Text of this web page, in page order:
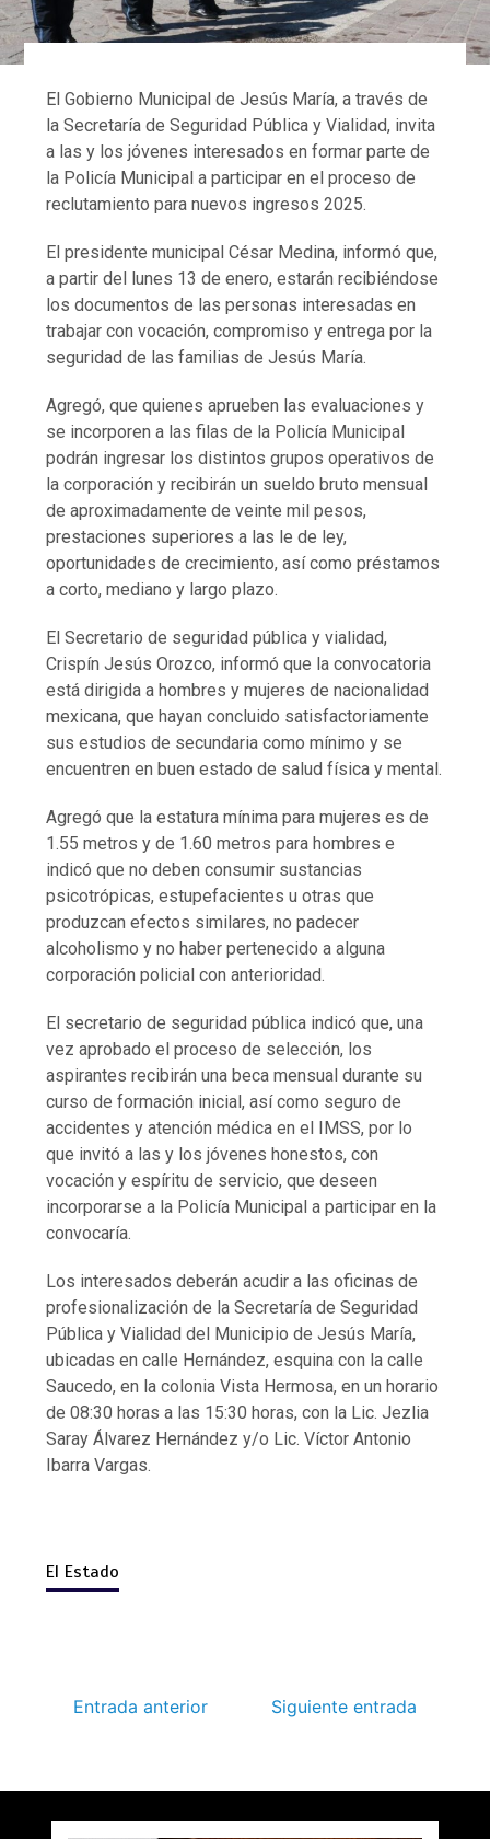
El Gobierno Municipal de Jesús María, a través de
la Secretaría de Seguridad Pública y Vialidad, invita
a las y los jóvenes interesados en formar parte de
la Policía Municipal a participar en el proceso de
reclutamiento para nuevos ingresos 2025.
El presidente municipal César Medina, informó que,
a partir del lunes 13 de enero, estarán recibiéndose
los documentos de las personas interesadas en
trabajar con vocación, compromiso y entrega por la
seguridad de las familias de Jesús María.
Agregó, que quienes aprueben las evaluaciones y
se incorporen a las filas de la Policía Municipal
podrán ingresar los distintos grupos operativos de
la corporación y recibirán un sueldo bruto mensual
de aproximadamente de veinte mil pesos,
prestaciones superiores a las le de ley,
oportunidades de crecimiento, así como préstamos
a corto, mediano y largo plazo.
El Secretario de seguridad pública y vialidad,
Crispín Jesús Orozco, informó que la convocatoria
está dirigida a hombres y mujeres de nacionalidad
mexicana, que hayan concluido satisfactoriamente
sus estudios de secundaria como mínimo y se
encuentren en buen estado de salud física y mental.
Agregó que la estatura mínima para mujeres es de
1.55 metros y de 1.60 metros para hombres e
indicó que no deben consumir sustancias
psicotrópicas, estupefacientes u otras que
produzcan efectos similares, no padecer
alcoholismo y no haber pertenecido a alguna
corporación policial con anterioridad.
El secretario de seguridad pública indicó que, una
vez aprobado el proceso de selección, los
aspirantes recibirán una beca mensual durante su
curso de formación inicial, así como seguro de
accidentes y atención médica en el IMSS, por lo
que invitó a las y los jóvenes honestos, con
vocación y espíritu de servicio, que deseen
incorporarse a la Policía Municipal a participar en la
convocaría.
Los interesados deberán acudir a las oficinas de
profesionalización de la Secretaría de Seguridad
Pública y Vialidad del Municipio de Jesús María,
ubicadas en calle Hernández, esquina con la calle
Saucedo, en la colonia Vista Hermosa, en un horario
de 08:30 horas a las 15:30 horas, con la Lic. Jezlia
Saray Álvarez Hernández y/o Lic. Víctor Antonio
Ibarra Vargas.
El Estado
Entrada anterior Siguiente entrada